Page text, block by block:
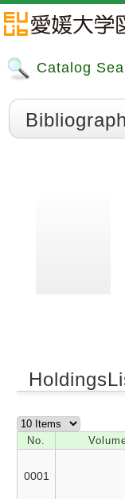
Catalog
No.
0001